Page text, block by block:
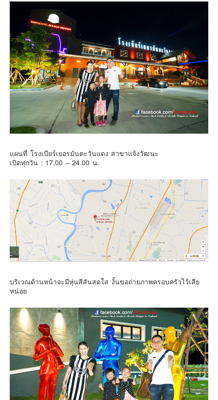
ตุรกี-ตุรเคีย
เยอรมัน
ฝรั่งเศส
ออสเตรีย
สาธารณรัฐเช็ก
ฮังการี
เนเธอร์แลนด์
เบลเยี่ยม
สวิสเซอร์แลนด์
โปรตุเกส
สเปน
โครเอเชีย
สโลเวเนีย
มอนเตรเนโกร
บอสเนียและเฮอร์เซโกวีน่า
ญี่ปุ่น
คันไซ-โอซาก้า เกียวโต
ฟูจิ
ฮอกไกโด
เอเชีย
สิงคโปร์
จีน
มาเลเชีย
แผนที่ โรงเบียร์เยอรมันตะวันแดง สาขาแจ้งวัฒนะ
เปิดทุกวัน : 17.00 – 24.00 น.
บริเวณด้านหน้าจะมีหุ่นสีสันสดใส งั้นขอถ่ายภาพครอบครัวไว้เสีย
หน่อย